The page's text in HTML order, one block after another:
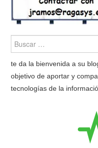
te da la bienvenida a su
objetivo de aportar y
tecnologías de la